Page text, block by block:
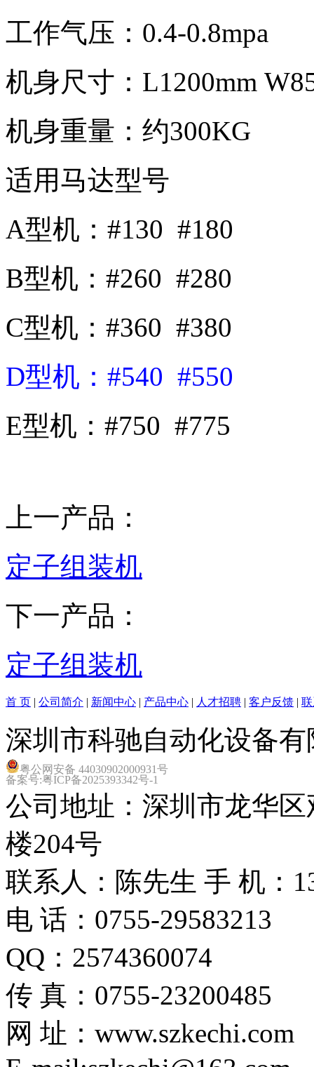
工作气压： 0.4-0.8mpa
机身尺寸： L1200mm
机身重量：约300KG
适用马达型号
A型机： #130 #180
B型机： #260 #280
C型机： #360 #380
D型机： #540 #550
E型机： #750 #775
上一产品：
定子组装机
下一产品：
定子组装机
首 页 公司简介 新闻中心 产品中心 人才招聘 客户反馈
深圳市科驰自动化设备
粤公网安备 44030902000931号
备案号:粤ICP备2025393342号-1
公司地址：深圳市龙华
楼204号
联系人：陈先生 手 机：
电 话：0755-29583213
QQ：2574360074
传 真：0755-23200485
网 址：www.szkechi.com